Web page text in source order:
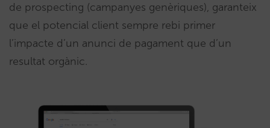
de prospecting (campanyes genèriques), garanteix
que el potencial client sempre rebi primer
l’impacte d’un anunci de pagament que d’un
resultat orgànic.